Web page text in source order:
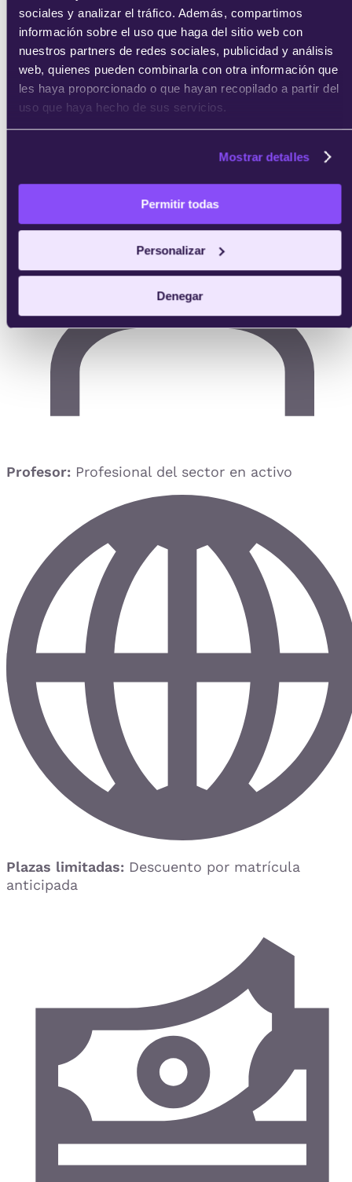
sociales y analizar el tráfico. Además, compartimos
información sobre el uso que haga del sitio web con
nuestros partners de redes sociales, publicidad y análisis
web, quienes pueden combinarla con otra información que
les haya proporcionado o que hayan recopilado a partir del
uso que haya hecho de sus servicios.
Mostrar detalles
Permitir todas
Personalizar
Denegar
Completas las prácticas y obtienes tu certificado
acreditativo de IEBS.
Profesor: Profesional del sector en activo
Plazas limitadas: Descuento por matrícula
anticipada